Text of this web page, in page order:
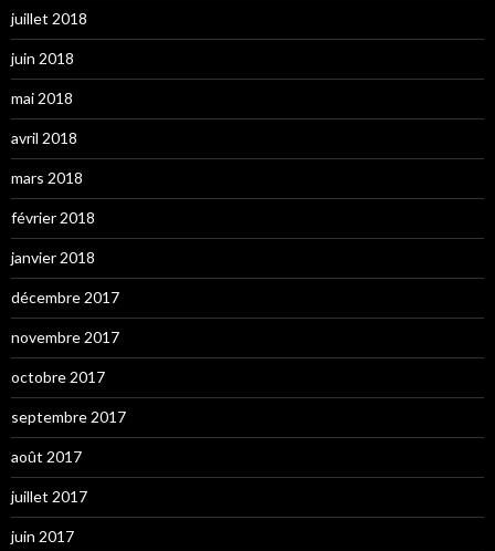
juillet 2018
juin 2018
mai 2018
avril 2018
mars 2018
février 2018
janvier 2018
décembre 2017
novembre 2017
octobre 2017
septembre 2017
août 2017
juillet 2017
juin 2017